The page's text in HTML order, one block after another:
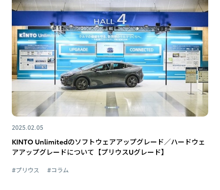
2025.02.05
KINTO Unlimitedのソフトウェアアップグレード／ハードウェ
アアップグレードについて【プリウスUグレード】
#プリウス #コラム